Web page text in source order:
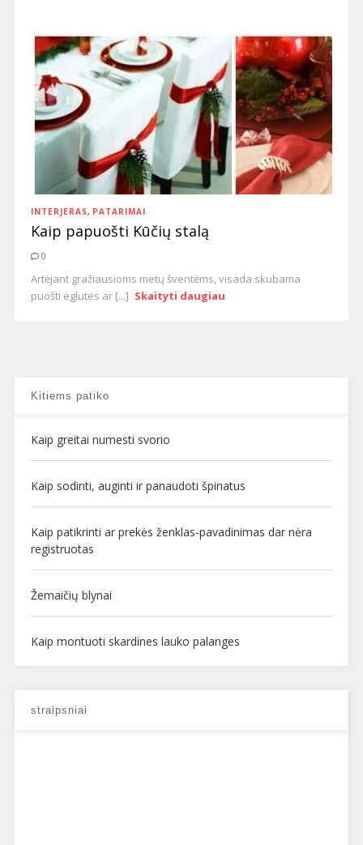
INTERJERAS, PATARIMAI
Kaip papuošti Kūčių stalą
0
Artėjant gražiausioms metų šventėms, visada skubama
puošti eglutes ar [...] Skaityti daugiau
Kitiems patiko
Kaip greitai numesti svorio
Kaip sodinti, auginti ir panaudoti špinatus
Kaip patikrinti ar prekės ženklas-pavadinimas dar nėra
registruotas
Žemaičių blynai
Kaip montuoti skardines lauko palanges
straipsniai